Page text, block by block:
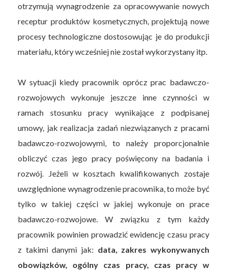
otrzymują wynagrodzenie za opracowywanie nowych
receptur produktów kosmetycznych, projektują nowe
procesy technologiczne dostosowując je do produkcji
materiału, który wcześniej nie został wykorzystany itp.
W sytuacji kiedy pracownik oprócz prac badawczo-
rozwojowych wykonuje jeszcze inne czynności w
ramach stosunku pracy wynikające z podpisanej
umowy, jak realizacja zadań niezwiązanych z pracami
badawczo-rozwojowymi, to należy proporcjonalnie
obliczyć czas jego pracy poświęcony na badania i
rozwój. Jeżeli w kosztach kwalifikowanych zostaje
uwzględnione wynagrodzenie pracownika, to może być
tylko w takiej części w jakiej wykonuje on prace
badawczo-rozwojowe. W związku z tym każdy
pracownik powinien prowadzić ewidencję czasu pracy
z takimi danymi jak: data, zakres wykonywanych
obowiązków, ogólny czas pracy, czas pracy w